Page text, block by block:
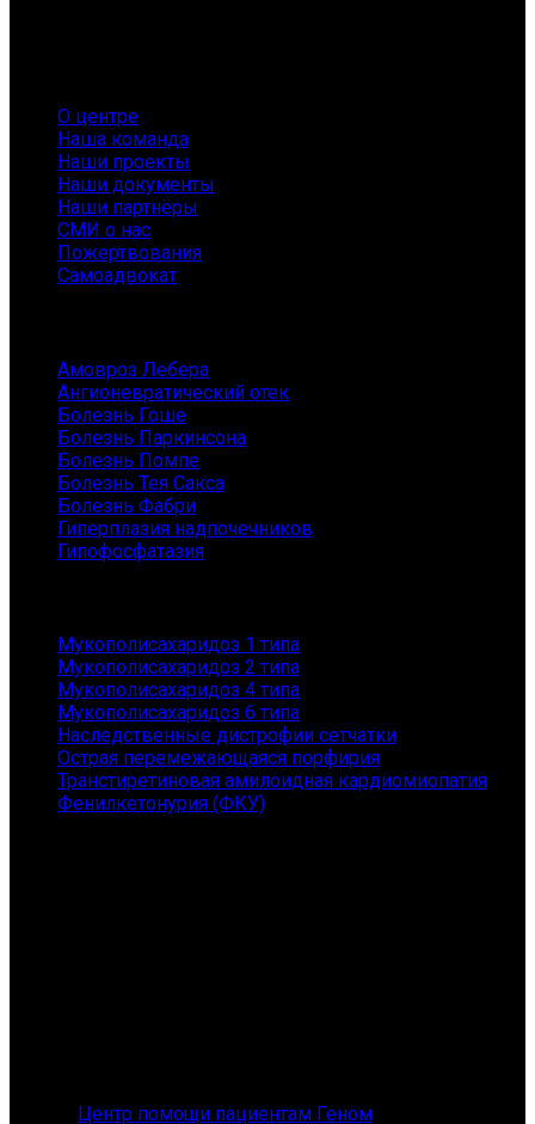
О центре
Наша команда
Наши проекты
Наши документы
Наши партнёры
СМИ о нас
Пожертвования
Самоадвокат
Амовроз Лебера
Ангионевратический отек
Болезнь Гоше
Болезнь Паркинсона
Болезнь Помпе
Болезнь Тея Сакса
Болезнь Фабри
Гиперплазия надпочечников
Гипофосфатазия
Мукополисахаридоз 1 типа
Мукополисахаридоз 2 типа
Мукополисахаридоз 4 типа
Мукополисахаридоз 6 типа
Наследственные дистрофии сетчатки
Острая перемежающаяся порфирия
Транстиретиновая амилоидная кардиомиопатия
Фенилкетонурия (ФКУ)
Центр помощи пациентам Геном